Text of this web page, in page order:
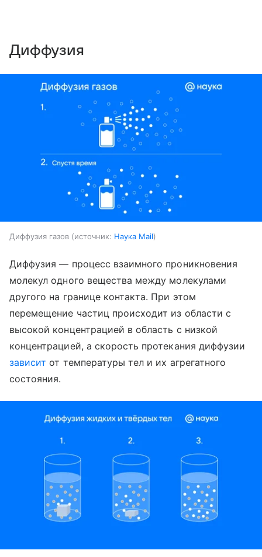
Диффузия
Диффузия газов источник: Наука Mail
Диффузия — процесс взаимного проникновения
молекул одного вещества между молекулами
другого на границе контакта. При этом
перемещение частиц происходит из области с
высокой концентрацией в область с низкой
концентрацией, а скорость протекания диффузии
зависит от температуры тел и их агрегатного
состояния.